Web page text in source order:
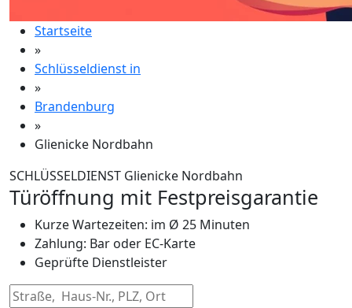
Startseite
»
Schlüsseldienst in
»
Brandenburg
»
Glienicke Nordbahn
SCHLÜSSELDIENST Glienicke Nordbahn
Türöffnung mit Festpreisgarantie
Kurze Wartezeiten: im Ø 25 Minuten
Zahlung: Bar oder EC-Karte
Geprüfte Dienstleister